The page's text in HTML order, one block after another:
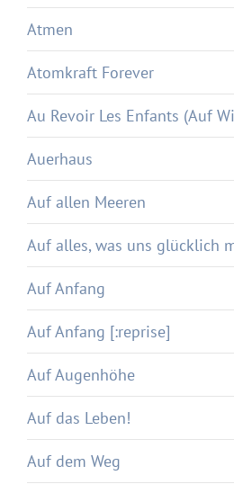
Atmen
Atomkraft Forever
Au Revoir Les Enfants (Auf
Auerhaus
Auf allen Meeren
Auf alles, was uns glücklich
Auf Anfang
Auf Anfang [:reprise]
Auf Augenhöhe
Auf das Leben!
Auf dem Weg